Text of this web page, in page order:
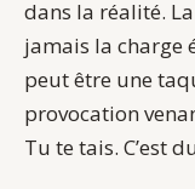
dans la réalité.
jamais la charge
peut être une
provocation
Tu te tais. C’est